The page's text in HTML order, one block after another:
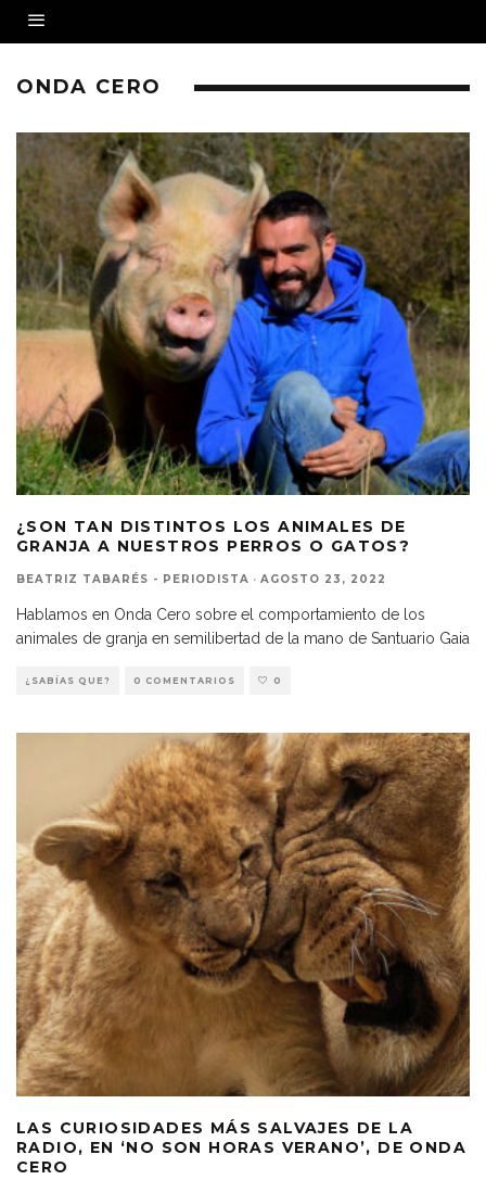
ONDA CERO
¿SON TAN DISTINTOS LOS ANIMALES DE
GRANJA A NUESTROS PERROS O GATOS?
BEATRIZ TABARÉS - PERIODISTA · AGOSTO 23, 2022
Hablamos en Onda Cero sobre el comportamiento de los
animales de granja en semilibertad de la mano de Santuario Gaia
¿SABÍAS QUE? 0 COMENTARIOS 0
LAS CURIOSIDADES MÁS SALVAJES DE LA
RADIO, EN ‘NO SON HORAS VERANO’, DE ONDA
CERO